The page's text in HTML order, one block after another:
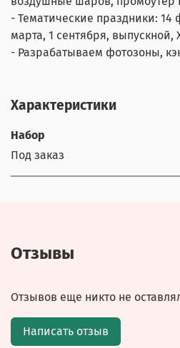
- Тематические праздники:
марта, 1 сентября,
- Разрабатываем фотозоны,
Характеристики
Набор
Под заказ
Отзывы
Отзывов еще никто не
Написать отзыв